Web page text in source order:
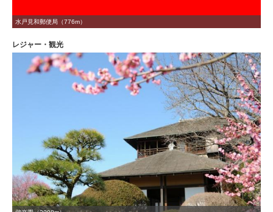
水戸見和郵便局（776m）
レジャー・観光